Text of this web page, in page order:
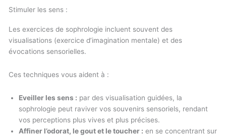
Stimuler les sens :
Les exercices de sophrologie incluent souvent des
visualisations (exercice d’imagination mentale) et des
évocations sensorielles.
Ces techniques vous aident à :
Eveiller les sens : par des visualisation guidées, la
sophrologie peut raviver vos souvenirs sensoriels, rendant
vos perceptions plus vives et plus précises.
Affiner l’odorat, le gout et le toucher : en se concentrant sur